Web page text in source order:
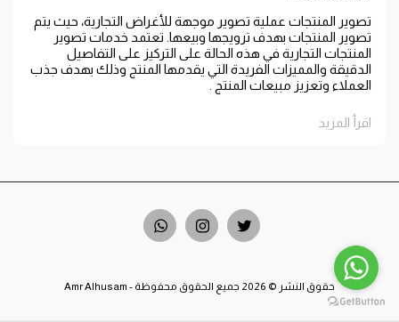
تصوير المنتجات عملية تصوير موجهة للأغراض التجارية، حيث يتم
تصوير المنتجات بهدف ترويجها وبيعها. تعتمد خدمات تصوير
المنتجات التجارية في هذه الحالة على التركيز على التفاصيل
الدقيقة والمميزات الفريدة التي يقدمها المنتج وذلك بهدف جذب
العملاء وتعزيز مبيعات المنتج .
اقرأ المزيد
حقوق النشر © 2026 جميع الحقوق محفوظة - Amr Alhusam